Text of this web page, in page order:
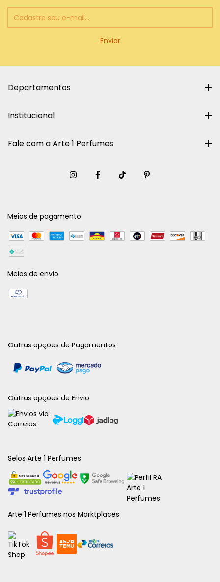
Departamentos
Institucional
Fale com a Arte 1 Perfumes
Meios de pagamento
Meios de envio
Outras opções de Pagamentos
Outras opções de Envio
Selos Arte 1 Perfumes
Arte 1 Perfumes nos Marktplaces